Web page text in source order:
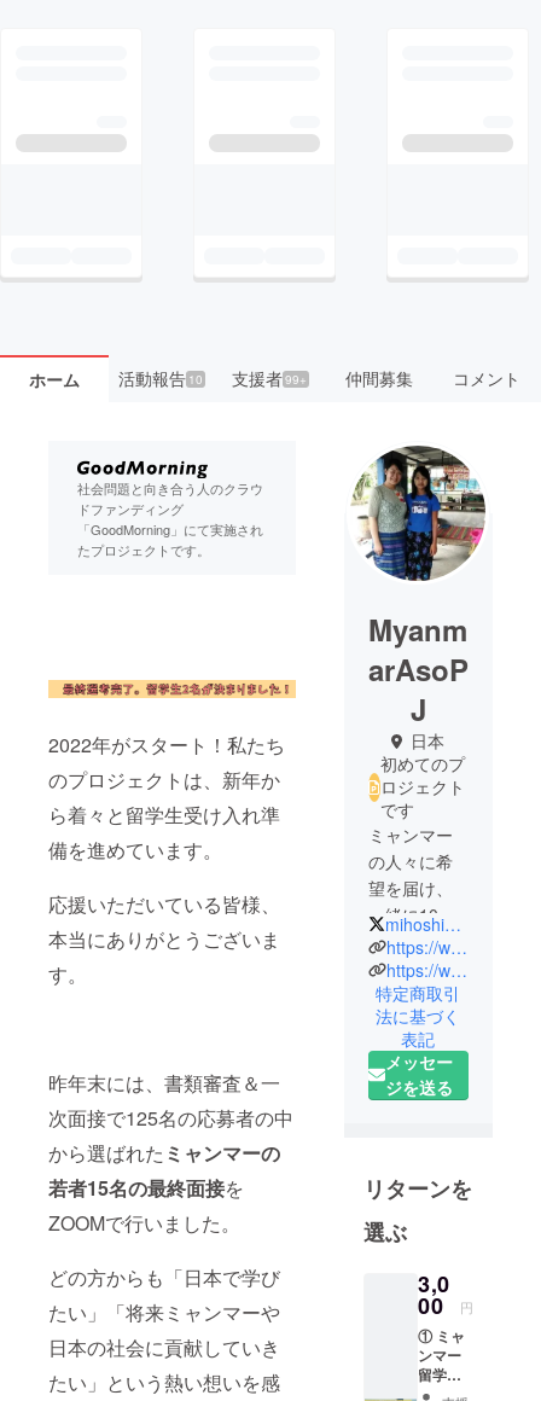
ホーム 活動報告10 支援者99+ 仲間募集 コメント
社会問題と向き合う人のクラウ
ドファンディング
「GoodMorning」にて実施され
たプロジェクトです。
2022年がスタート！私たち
のプロジェクトは、新年か
ら着々と留学生受け入れ準
備を進めています。
応援いただいている皆様、
本当にありがとうございま
す。
昨年末には、書類審査＆一
次面接で125名の応募者の中
から選ばれた ミャンマーの
若者15名の最終面接を
ZOOMで行いました。
どの方からも「日本で学び
たい」「将来ミャンマーや
日本の社会に貢献していき
たい」という熱い想いを感
Myanm
arAsoP
J
日本
初めてのプ
ロジェクト
です
ミャンマー
の人々に希
望を届け、
一緒に10年
後の未来を
創っていき
たいという
想いで立ち
上がった
「ミャン
マー×阿蘇 奨
実行委員で
す。コアメ
ンバーは、
業・事業
や、ヤンゴ
ン大学・ヤ
ンゴン外国
語大学への
mihoshi_myanmar
https://www.facebook.com/mihoshii
https://www.instagram.com/mihoshi_mm/
特定商取引
法に基づく
表記
メッセー
ジを送る
リターンを
選ぶ
3,0
00 円
① ミャ
ンマー
留学生
からの